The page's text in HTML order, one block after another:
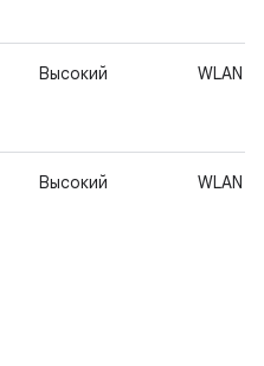
Высокий WLAN
Высокий WLAN